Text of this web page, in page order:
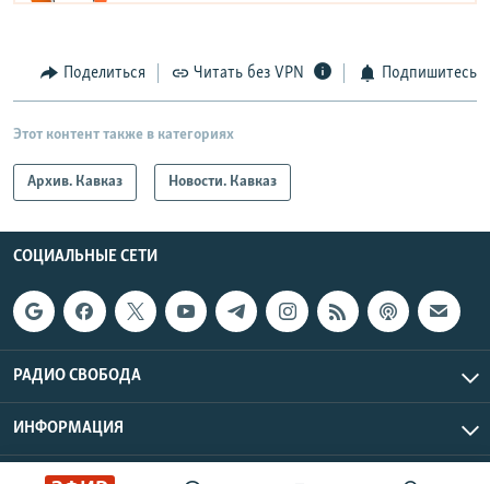
Поделиться Читать без VPN Подпишитесь
Этот контент также в категориях
Архив. Кавказ Новости. Кавказ
СОЦИАЛЬНЫЕ СЕТИ
РАДИО СВОБОДА
ИНФОРМАЦИЯ